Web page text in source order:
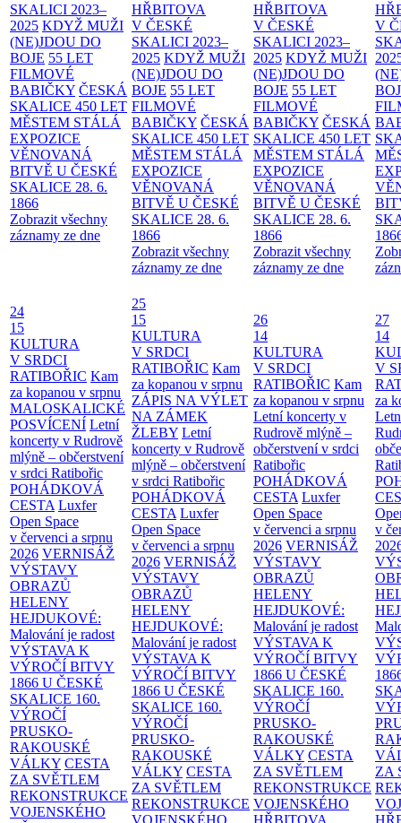
SKALICI 2023–
2025 KDYŽ MUŽI
(NE)JDOU DO
BOJE 55 LET
FILMOVÉ
BABIČKY ČESKÁ
SKALICE 450 LET
MĚSTEM STÁLÁ
EXPOZICE
VĚNOVANÁ
BITVĚ U ČESKÉ
SKALICE 28. 6.
1866
Zobrazit všechny
záznamy ze dne
HŘBITOVA
V ČESKÉ
SKALICI 2023–
2025 KDYŽ MUŽI
(NE)JDOU DO
BOJE 55 LET
FILMOVÉ
BABIČKY ČESKÁ
SKALICE 450 LET
MĚSTEM STÁLÁ
EXPOZICE
VĚNOVANÁ
BITVĚ U ČESKÉ
SKALICE 28. 6.
1866
Zobrazit všechny
záznamy ze dne
HŘBITOVA
V ČESKÉ
SKALICI 2023–
2025 KDYŽ MUŽI
(NE)JDOU DO
BOJE 55 LET
FILMOVÉ
BABIČKY ČESKÁ
SKALICE 450 LET
MĚSTEM STÁLÁ
EXPOZICE
VĚNOVANÁ
BITVĚ U ČESKÉ
SKALICE 28. 6.
1866
Zobrazit všechny
záznamy ze dne
V
24
15
KULTURA
V SRDCI
RATIBOŘIC Kam
za kopanou v srpnu
MALOSKALICKÉ
POSVÍCENÍ Letní
koncerty v Rudrově
mlýně – občerstvení
v srdci Ratibořic
POHÁDKOVÁ
CESTA Luxfer
Open Space
v červenci a srpnu
2026 VERNISÁŽ
VÝSTAVY
OBRAZŮ
HELENY
HEJDUKOVÉ:
Malování je radost
VÝSTAVA K
VÝROČÍ BITVY
1866 U ČESKÉ
SKALICE 160.
VÝROČÍ
PRUSKO-
RAKOUSKÉ
VÁLKY CESTA
ZA SVĚTLEM
REKONSTRUKCE
VOJENSKÉHO
25
15
KULTURA
V SRDCI
RATIBOŘIC Kam
za kopanou v srpnu
ZÁPIS NA VÝLET
NA ZÁMEK
ŽLEBY Letní
koncerty v Rudrově
mlýně – občerstvení
v srdci Ratibořic
POHÁDKOVÁ
CESTA Luxfer
Open Space
v červenci a srpnu
2026 VERNISÁŽ
VÝSTAVY
OBRAZŮ
HELENY
HEJDUKOVÉ:
Malování je radost
VÝSTAVA K
VÝROČÍ BITVY
1866 U ČESKÉ
SKALICE 160.
VÝROČÍ
PRUSKO-
RAKOUSKÉ
VÁLKY CESTA
ZA SVĚTLEM
REKONSTRUKCE
VOJENSKÉHO
26
14
KULTURA
V SRDCI
RATIBOŘIC Kam
za kopanou v srpnu
Letní koncerty v
Rudrově mlýně –
občerstvení v srdci
Ratibořic
POHÁDKOVÁ
CESTA Luxfer
Open Space
v červenci a srpnu
2026 VERNISÁŽ
VÝSTAVY
OBRAZŮ
HELENY
HEJDUKOVÉ:
Malování je radost
VÝSTAVA K
VÝROČÍ BITVY
1866 U ČESKÉ
SKALICE 160.
VÝROČÍ
PRUSKO-
RAKOUSKÉ
VÁLKY CESTA
ZA SVĚTLEM
REKONSTRUKCE
VOJENSKÉHO
HŘBITOVA
27
14
V
za
v
ZA